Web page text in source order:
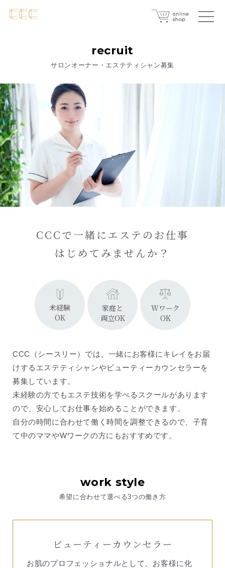
recruit
サロンオーナー・エステティシャン募集
CCCで一緒にエステのお仕事
はじめてみませんか？
未経験
OK
家庭と
両立OK
Wワーク
OK
CCC（シースリー）では、一緒にお客様にキレイをお届
けするエステティシャンやビューティーカウンセラーを
募集しています。
未経験の方でもエステ技術を学べるスクールがあります
ので、安心してお仕事を始めることができます。
自分の時間に合わせて働く時間を調整できるので、子育
て中のママやWワークの方にもおすすめです。
work style
希望に合わせて選べる3つの働き方
ビューティーカウンセラー
お肌のプロフェッショナルとして、お客様に化